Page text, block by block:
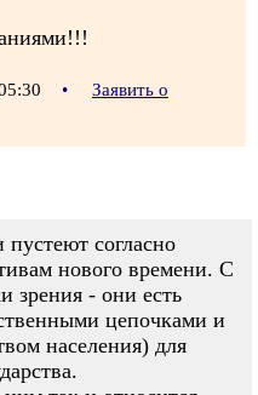
•
Заявить о
согласно
нового времени. С
зрения - они есть
цепочками и
населения) для